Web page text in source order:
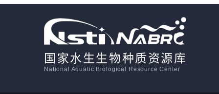
国家水生生物种质资源库
National Aquatic Biological Resource Center